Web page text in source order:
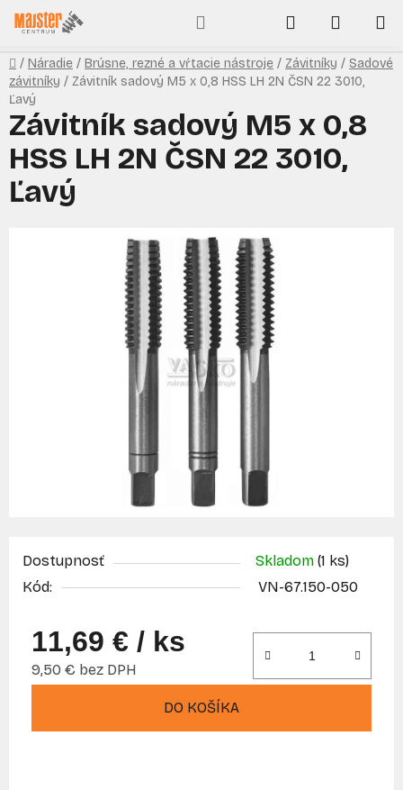
Prejsť
na
obsah
Hľadať
KOŠÍK
Domov
/ Náradie / Brúsne, rezné a vŕtacie nástroje / Závitníky / Sadové
závitníky / Závitník sadový M5 x 0,8 HSS LH 2N ČSN 22 3010,
Ľavý
Dostupnosť Skladom (1 ks)
Kód:
VN-67.150-050
11,69 € / ks
9,50 € bez DPH
DO KOŠÍKA
Závitník sadový M5 x 0,8
HSS LH 2N ČSN 22 3010,
Ľavý